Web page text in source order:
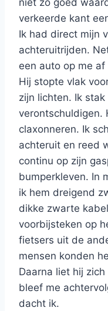
niet zo goed
verkeerde kant
Ik had direct mijn
achteruitrijden.
een auto op me
Hij stopte vlak
zijn lichten. Ik
verontschuldigen.
claxonneren. Ik
achteruit en reed
continu op zijn
bumperkleven. In
ik hem dreigend
dikke zwarte
voorbijsteken op
fietsers uit de
mensen konden
Daarna liet hij
bleef me
dacht ik.